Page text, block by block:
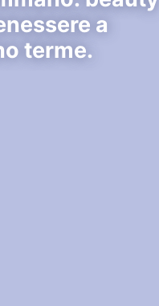
a
terme.